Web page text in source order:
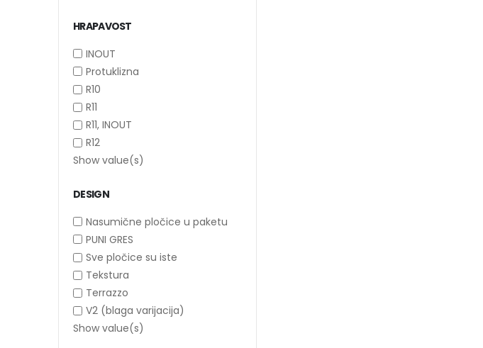
HRAPAVOST
INOUT
Protuklizna
R10
R11
R11, INOUT
R12
Show value(s)
DESIGN
Nasumične pločice u paketu
PUNI GRES
Sve pločice su iste
Tekstura
Terrazzo
V2 (blaga varijacija)
Show value(s)